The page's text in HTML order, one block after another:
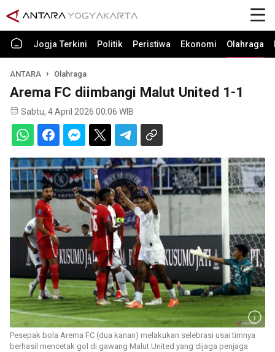
Jogja Terkini Politik Peristiwa Ekonomi Olahraga
ANTARA Olahraga
Arema FC diimbangi Malut United 1-1
Sabtu, 4 April 2026 00:06 WIB
Pesepak bola Arema FC (dua kanan) melakukan selebrasi usai timnya
berhasil mencetak gol di gawang Malut United yang dijaga penjaga